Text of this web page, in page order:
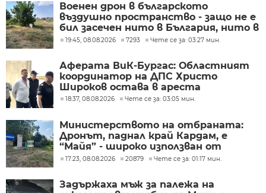
Военен дрон в българското
въздушно пространство - защо не е
бил засечен нито в България, нито в
Румъния?
19:45, 08.08.2026 7293 Чете се за: 03:27 мин.
Аферата ВиК-Бургас: Областният
координатор на ДПС Христо
Широков остава в ареста
18:37, 08.08.2026 Чете се за: 03:05 мин.
Министерството на отбраната:
Дронът, паднал край Кардам, е
“Майя” - широко използван от
украинската армия
17:23, 08.08.2026 20879 Чете се за: 01:17 мин.
Задържаха мъж за палежа на